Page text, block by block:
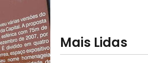
Mais Lidas